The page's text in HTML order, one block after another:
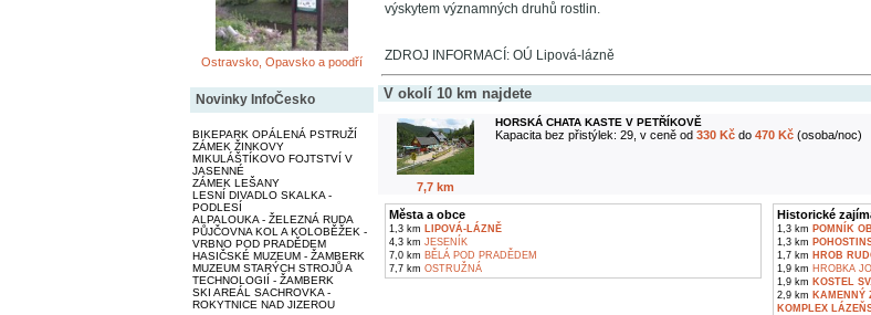
Ostravsko, Opavsko a poodří
Novinky InfoČesko
BIKEPARK OPÁLENÁ PSTRUŽÍ
ZÁMEK ŽINKOVY
MIKULÁŠTÍKOVO FOJTSTVÍ V
JASENNÉ
ZÁMEK LEŠANY
LESNÍ DIVADLO SKALKA -
PODLESÍ
ALPALOUKA - ŽELEZNÁ RUDA
PŮJČOVNA KOL A KOLOBĚŽEK -
VRBNO POD PRADĚDEM
HASIČSKÉ MUZEUM - ŽAMBERK
MUZEUM STARÝCH STROJŮ A
TECHNOLOGIÍ - ŽAMBERK
SKI AREÁL SACHROVKA -
ROKYTNICE NAD JIZEROU
výskytem významných druhů rostlin.
ZDROJ INFORMACÍ: OÚ Lipová-lázně
V okolí 10 km najdete
7,7 km
HORSKÁ CHATA KASTE V PETŘÍKOVĚ
Kapacita bez přistýlek: 29, v ceně od 330 Kčdo 470 Kč(osoba/noc)
Města a obce
1,3 km LIPOVÁ-LÁZNĚ
4,3 km JESENÍK
7,0 km BĚLÁ POD PRADĚDEM
7,7 km OSTRUŽNÁ
Historické
1,3 km POMNÍK
1,3 km
1,7 km HROB
1,9 km HROBKA
1,9 km KOSTEL
2,9 km KAMENNÝ
KOMPLEX